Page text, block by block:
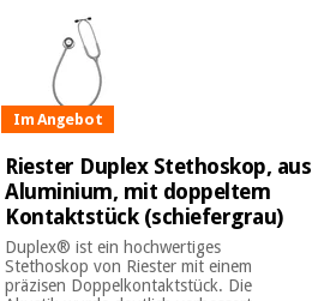
Im Angebot
Riester Duplex Stethoskop, aus
Aluminium, mit doppeltem
Kontaktstück (schiefergrau)
Duplex® ist ein hochwertiges
Stethoskop von Riester mit einem
präzisen Doppelkontaktstück. Die